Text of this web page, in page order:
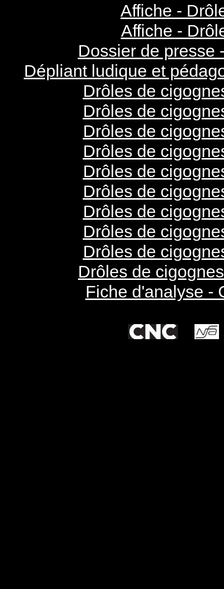
Affiche -
Affiche -
Dossier de presse
Dépliant ludique et
Drôles de
Drôles de
Drôles de
Drôles de
Drôles de
Drôles de
Drôles de
Drôles de
Drôles de
Drôles de
Fiche d'analyse -